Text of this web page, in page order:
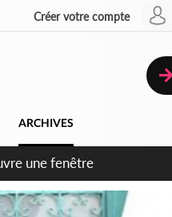
Créer votre compte
ARCHIVES
un accord avec la